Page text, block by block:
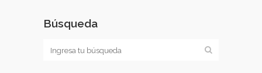
Búsqueda